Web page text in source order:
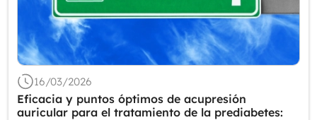
16/03/2026
Eficacia y puntos óptimos de acupresión
auricular para el tratamiento de la prediabetes: